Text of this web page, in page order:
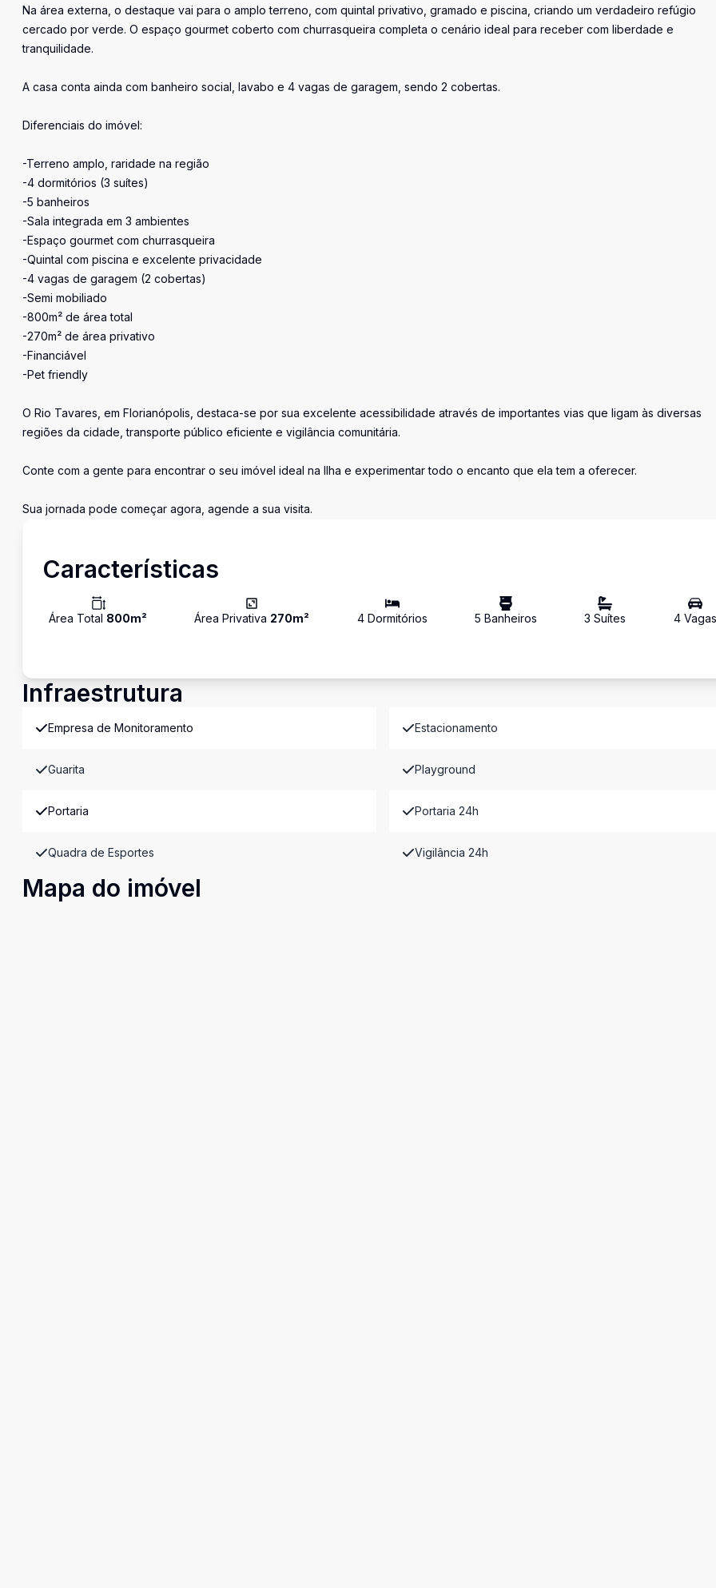
Na área externa, o destaque vai para o amplo terreno, com quintal privativo, gramado e piscina, criando um verdadeiro refúgio
cercado por verde. O espaço gourmet coberto com churrasqueira completa o cenário ideal para receber com liberdade e
tranquilidade.
A casa conta ainda com banheiro social, lavabo e 4 vagas de garagem, sendo 2 cobertas.
Diferenciais do imóvel:
-Terreno amplo, raridade na região
-4 dormitórios (3 suítes)
-5 banheiros
-Sala integrada em 3 ambientes
-Espaço gourmet com churrasqueira
-Quintal com piscina e excelente privacidade
-4 vagas de garagem (2 cobertas)
-Semi mobiliado
-800m² de área total
-270m² de área privativo
-Financiável
-Pet friendly
O Rio Tavares, em Florianópolis, destaca-se por sua excelente acessibilidade através de importantes vias que ligam às diversas
regiões da cidade, transporte público eficiente e vigilância comunitária.
Conte com a gente para encontrar o seu imóvel ideal na Ilha e experimentar todo o encanto que ela tem a oferecer.
Sua jornada pode começar agora, agende a sua visita.
Características
Área Total 800m² Área Privativa 270m² 4Dormitórios 5 Banheiros 3 Suítes 4Vagas
Infraestrutura
Empresa de Monitoramento Estacionamento
Guarita Playground
Portaria Portaria 24h
Quadra de Esportes Vigilância 24h
Mapa do imóvel